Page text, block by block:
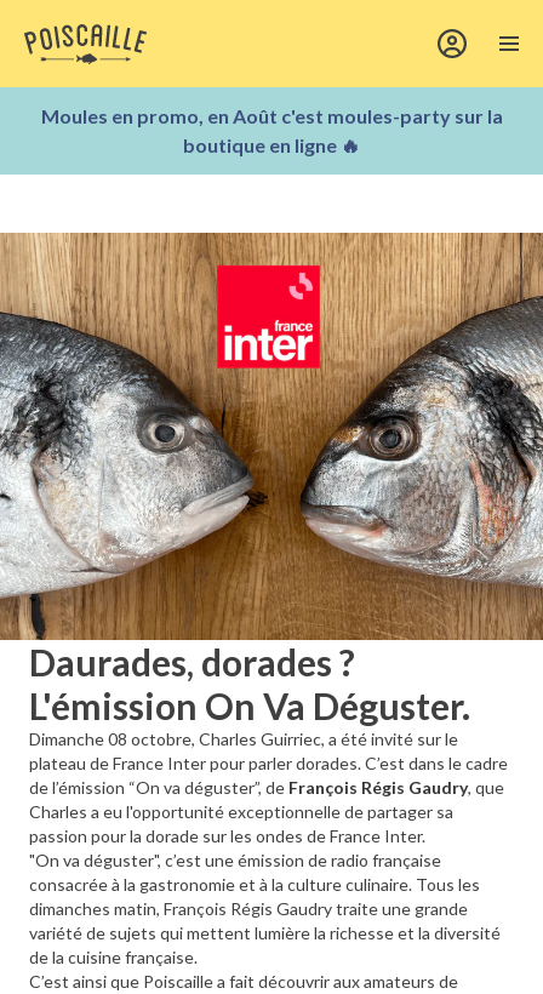
Moules en promo, en Août c'est moules-party sur la
boutique en ligne 🔥
Daurades, dorades ?
L'émission On Va Déguster.
Dimanche 08 octobre, Charles Guirriec, a été invité sur le
plateau de France Inter pour parler dorades. C’est dans le cadre
de l’émission “On va déguster”, de François Régis Gaudry, que
Charles a eu l'opportunité exceptionnelle de partager sa
passion pour la dorade sur les ondes de France Inter.
"On va déguster", c’est une émission de radio française
consacrée à la gastronomie et à la culture culinaire. Tous les
dimanches matin, François Régis Gaudry traite une grande
variété de sujets qui mettent lumière la richesse et la diversité
de la cuisine française.
C’est ainsi que Poiscaille a fait découvrir aux amateurs de